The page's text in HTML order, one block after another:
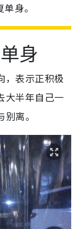
身。
身
，表示正积极
大半年自己一
离。